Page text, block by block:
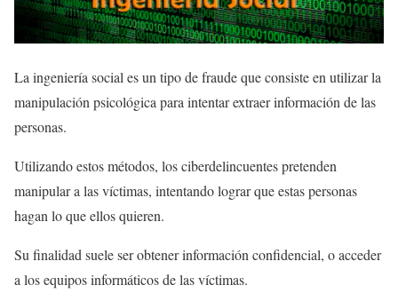
La ingeniería social es un tipo de fraude que consiste en utilizar la
manipulación psicológica para intentar extraer información de las
personas.
Utilizando estos métodos, los ciberdelincuentes pretenden
manipular a las víctimas, intentando lograr que estas personas
hagan lo que ellos quieren.
Su finalidad suele ser obtener información confidencial, o acceder
a los equipos informáticos de las víctimas.